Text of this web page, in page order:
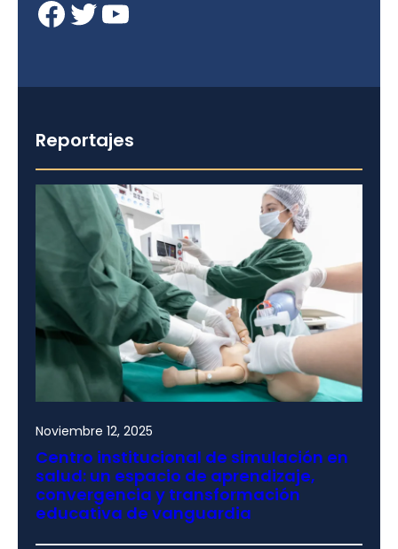
Facebook Twitter YouTube
Reportajes
Noviembre 12, 2025
Centro institucional de simulación en
salud: un espacio de aprendizaje,
convergencia y transformación
educativa de vanguardia